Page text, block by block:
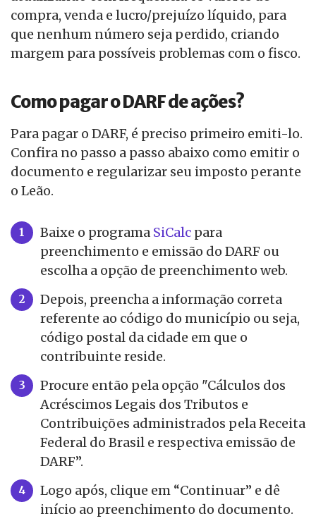
compra, venda e lucro/prejuízo líquido, para
que nenhum número seja perdido, criando
margem para possíveis problemas com o fisco.
Como pagar o DARF de ações?
Para pagar o DARF, é preciso primeiro emiti-lo.
Confira no passo a passo abaixo como emitir o
documento e regularizar seu imposto perante
o Leão.
Baixe o programa SiCalc para
preenchimento e emissão do DARF ou
escolha a opção de preenchimento web.
Depois, preencha a informação correta
referente ao código do município ou seja,
código postal da cidade em que o
contribuinte reside.
Procure então pela opção "Cálculos dos
Acréscimos Legais dos Tributos e
Contribuições administrados pela Receita
Federal do Brasil e respectiva emissão de
DARF”.
Logo após, clique em “Continuar” e dê
início ao preenchimento do documento.